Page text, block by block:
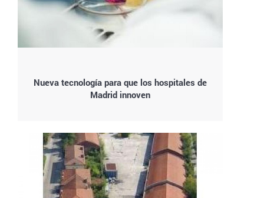
Nueva tecnología para que los hospitales de
Madrid innoven